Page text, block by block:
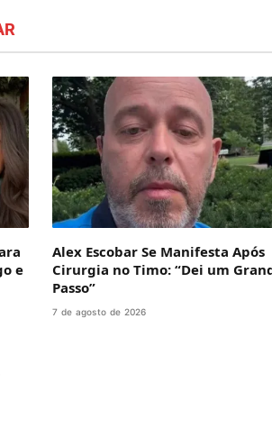
e
Alex Escobar Se Manifesta Após
Cirurgia no Timo: “Dei um
Passo”
7 de agosto de 2026